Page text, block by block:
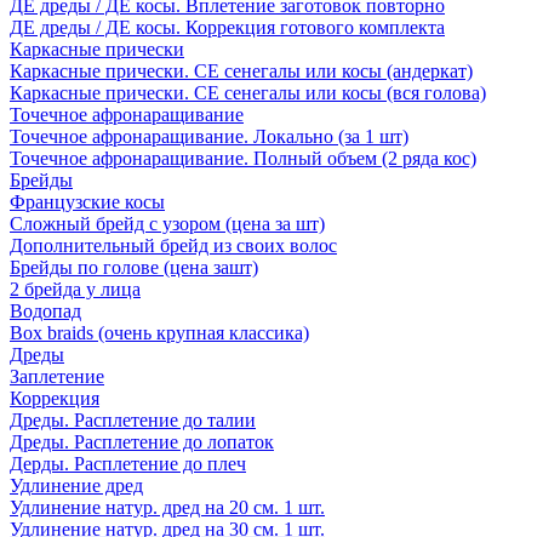
ДЕ дреды / ДЕ косы. Вплетение заготовок повторно
ДЕ дреды / ДЕ косы. Коррекция готового комплекта
Каркасные прически
Каркасные прически. СЕ сенегалы или косы (андеркат)
Каркасные прически. СЕ сенегалы или косы (вся голова)
Точечное афронаращивание
Точечное афронаращивание. Локально (за 1 шт)
Точечное афронаращивание. Полный объем (2 ряда кос)
Брейды
Французские косы
Сложный брейд с узором (цена за шт)
Дополнительный брейд из своих волос
Брейды по голове (цена зашт)
2 брейда у лица
Водопад
Box braids (очень крупная классика)
Дреды
Заплетение
Коррекция
Дреды. Расплетение до талии
Дреды. Расплетение до лопаток
Дерды. Расплетение до плеч
Удлинение дред
Удлинение натур. дред на 20 см. 1 шт.
Удлинение натур. дред на 30 см. 1 шт.